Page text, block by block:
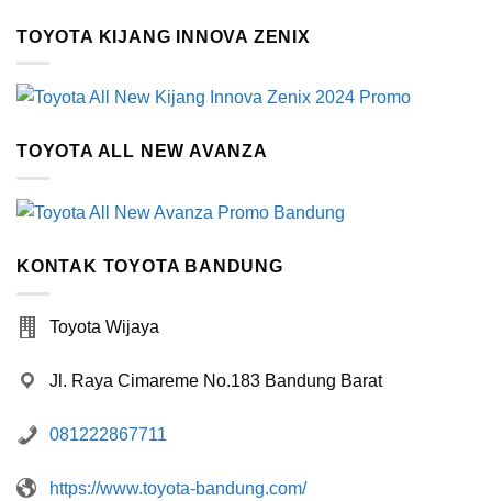
TOYOTA KIJANG INNOVA ZENIX
TOYOTA ALL NEW AVANZA
KONTAK TOYOTA BANDUNG
Toyota Wijaya
Jl. Raya Cimareme No.183 Bandung Barat
081222867711
https://www.toyota-bandung.com/